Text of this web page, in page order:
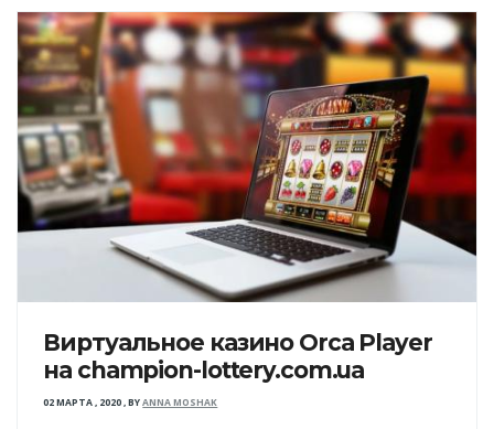
Виртуальное казино Orca Player
на champion-lottery.com.ua
02 МАРТА , 2020,BYANNA MOSHAK